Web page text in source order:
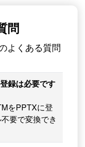
問
よくある質問
録は必要です
をPPTXに登
要で変換でき